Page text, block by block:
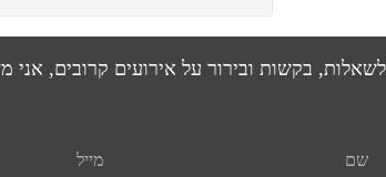
לשאלות, בקשות ובירור על אירועים קרובים, אני